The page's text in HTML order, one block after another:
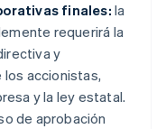
finales: la
requerirá la
y
accionistas,
y la ley estatal.
de aprobación